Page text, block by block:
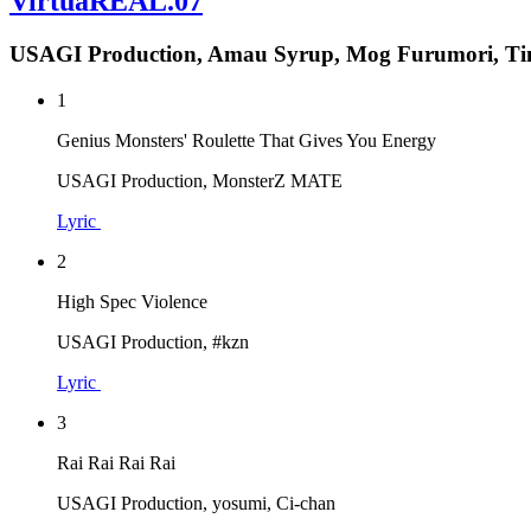
USAGI Production, Amau Syrup, Mog Furumori,
1
Genius Monsters' Roulette That Gives You Energy
USAGI Production, MonsterZ MATE
Lyric
2
High Spec Violence
USAGI Production, #kzn
Lyric
3
Rai Rai Rai Rai
USAGI Production, yosumi, Ci-chan